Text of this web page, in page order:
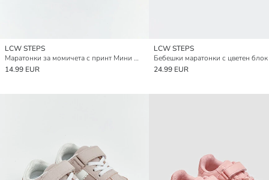
LCW STEPS
Маратонки за момичета с принт Мини Маус
14.99 EUR
LCW STEPS
24.99 EUR